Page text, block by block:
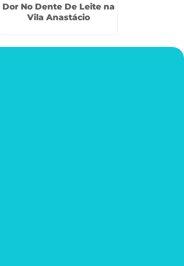
Dor No Dente De Leite na
Vila Anastácio